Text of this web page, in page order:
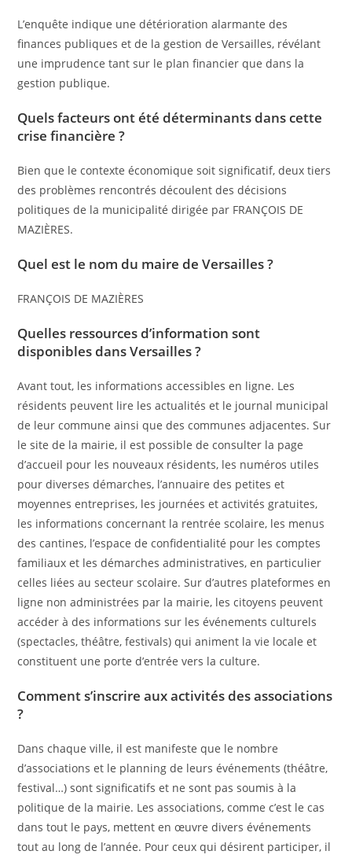
L’enquête indique une détérioration alarmante des
finances publiques et de la gestion de Versailles, révélant
une imprudence tant sur le plan financier que dans la
gestion publique.
Quels facteurs ont été déterminants dans cette
crise financière ?
Bien que le contexte économique soit significatif, deux tiers
des problèmes rencontrés découlent des décisions
politiques de la municipalité dirigée par FRANÇOIS DE
MAZIÈRES.
Quel est le nom du maire de Versailles ?
FRANÇOIS DE MAZIÈRES
Quelles ressources d’information sont
disponibles dans Versailles ?
Avant tout, les informations accessibles en ligne. Les
résidents peuvent lire les actualités et le journal municipal
de leur commune ainsi que des communes adjacentes. Sur
le site de la mairie, il est possible de consulter la page
d’accueil pour les nouveaux résidents, les numéros utiles
pour diverses démarches, l’annuaire des petites et
moyennes entreprises, les journées et activités gratuites,
les informations concernant la rentrée scolaire, les menus
des cantines, l’espace de confidentialité pour les comptes
familiaux et les démarches administratives, en particulier
celles liées au secteur scolaire. Sur d’autres plateformes en
ligne non administrées par la mairie, les citoyens peuvent
accéder à des informations sur les événements culturels
(spectacles, théâtre, festivals) qui animent la vie locale et
constituent une porte d’entrée vers la culture.
Comment s’inscrire aux activités des associations
?
Dans chaque ville, il est manifeste que le nombre
d’associations et le planning de leurs événements (théâtre,
festival…) sont significatifs et ne sont pas soumis à la
politique de la mairie. Les associations, comme c’est le cas
dans tout le pays, mettent en œuvre divers événements
tout au long de l’année. Pour ceux qui désirent participer, il